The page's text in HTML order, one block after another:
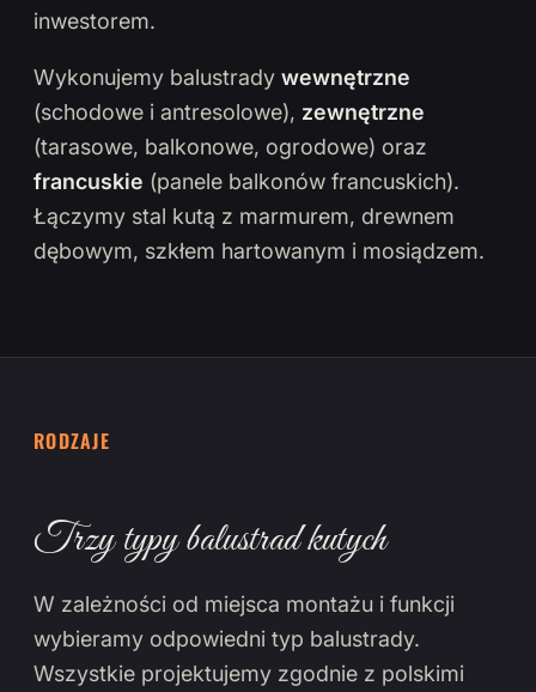
inwestorem.
Wykonujemy balustrady wewnętrzne
(schodowe i antresolowe), zewnętrzne
(tarasowe, balkonowe, ogrodowe) oraz
francuskie (panele balkonów francuskich).
Łączymy stal kutą z marmurem, drewnem
dębowym, szkłem hartowanym i mosiądzem.
RODZAJE
Trzy typy balustrad kutych
W zależności od miejsca montażu i funkcji
wybieramy odpowiedni typ balustrady.
Wszystkie projektujemy zgodnie z polskimi